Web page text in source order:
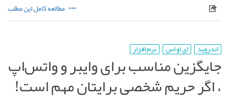
مطالعه کامل این مطلب
اندروید ای او اس نرم افزار
جایگزین مناسب برای وایبر و واتس‌اپ
، اگر حریم شخصی برایتان مهم است!